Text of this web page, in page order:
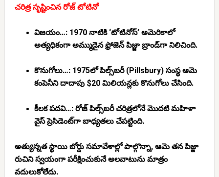
చరిత్ర సృష్టించిన రోజ్ టోటినో
విజయం…:1970 నాటికి ‘టోటినోస్’ అమెరికాలో
అత్యధికంగా అమ్ముడైన ఫ్రోజెన్ పిజ్జా బ్రాండ్‌గా నిలిచింది.
కొనుగోలు…:1975లో పిల్స్‌బరీ (Pillsbury) సంస్థ ఆమె
కంపెనీని దాదాపు $20 మిలియన్లకు కొనుగోలు చేసింది.
కీలక పదవి…:రోజ్ పిల్స్‌బరీ చరిత్రలోనే మొదటి మహిళా
వైస్ ప్రెసిడెంట్‌గా బాధ్యతలు చేపట్టింది.
అత్యున్నత స్థాయి బోర్డు సమావేశాల్లో పాల్గొన్నా, ఆమె తన పిజ్జా
రుచిని స్వయంగా పరీక్షించుకునే అలవాటును మాత్రం
వదులుకోలేదు.